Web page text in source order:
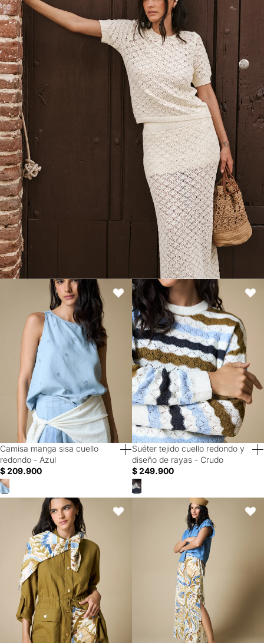
Camisa manga sisa cuello redondo - Azul
40% Off
Camisa manga sisa cuello
redondo - Azul
$ 209.900
Favoritos
Suéter tejido cuello redondo y
40% Off
Suéter tejido cuello redondo y
diseño de rayas - Crudo
$ 249.900
Chaqueta cierre frontal con broches y cintura ajustable - Verde
Favoritos
Falda larga estampada - Crudo